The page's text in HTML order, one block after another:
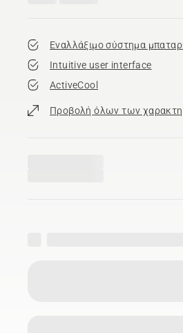
Εναλλάξιμο σύστημα
Intuitive user interface
ActiveCool
Προβολή όλων των